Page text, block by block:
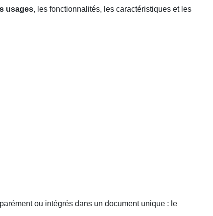
usages, les fonctionnalités, les caractéristiques et les
ou intégrés dans un document unique : le